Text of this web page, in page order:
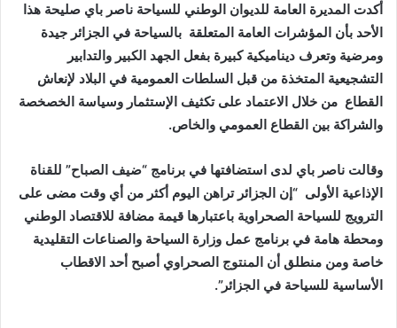
أكدت المديرة العامة للديوان الوطني للسياحة ناصر باي صليحة هذا
الأحد بأن المؤشرات العامة المتعلقة بالسياحة في الجزائر جيدة
ومرضية وتعرف ديناميكية كبيرة بفعل الجهد الكبير والتدابير
التشجيعية المتخذة من قبل السلطات العمومية في البلاد لإنعاش
القطاع من خلال الاعتماد على تكثيف الإستثمار وسياسة الخصخصة
والشراكة بين القطاع العمومي والخاص.
وقالت ناصر باي لدى استضافتها في برنامج “ضيف الصباح” للقناة
الإذاعية الأولى “إن الجزائر تراهن اليوم أكثر من أي وقت مضى على
الترويج للسياحة الصحراوية باعتبارها قيمة مضافة للاقتصاد الوطني
ومحطة هامة في برنامج عمل وزارة السياحة والصناعات التقليدية
خاصة ومن منطلق أن المنتوج الصحراوي أصبح أحد الاقطاب
الأساسية للسياحة في الجزائر”.